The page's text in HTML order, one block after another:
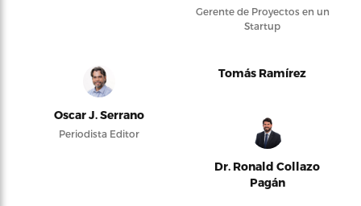
Gerente de Proyectos en un
Startup
Oscar J. Serrano
Periodista Editor
Tomás Ramírez
Dr. Ronald Collazo
Pagán